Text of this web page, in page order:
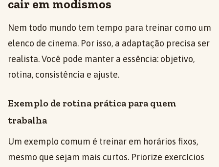
cair em modismos
Nem todo mundo tem tempo para treinar como um
elenco de cinema. Por isso, a adaptação precisa ser
realista. Você pode manter a essência: objetivo,
rotina, consistência e ajuste.
Exemplo de rotina prática para quem
trabalha
Um exemplo comum é treinar em horários fixos,
mesmo que sejam mais curtos. Priorize exercícios